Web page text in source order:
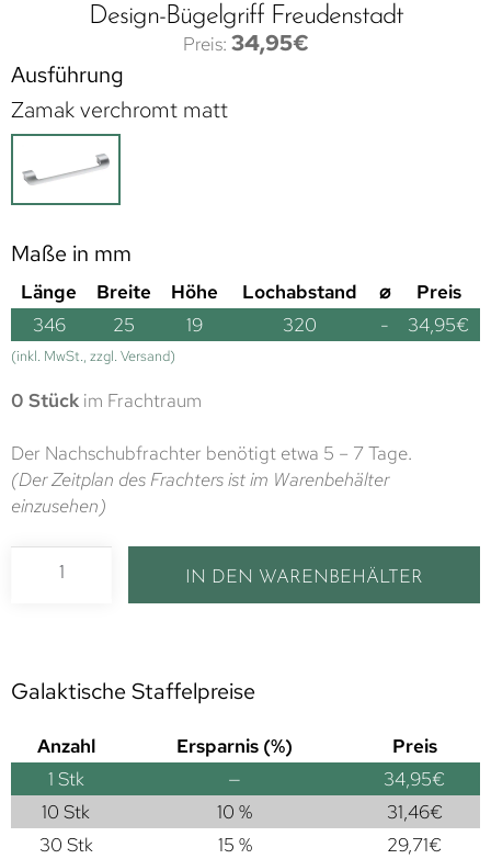
Design-Bügelgriff Freudenstadt
34,95€
Ausführung
Zamak verchromt matt
Maße in mm
Länge Breite Höhe Lochabstand ⌀
Preis
346
25 19 320 - 34,95€
(inkl. MwSt., zzgl. Versand)
0 Stück im Frachtraum
Der Nachschubfrachter benötigt etwa 5 – 7 Tage.
(Der Zeitplan des Frachters ist im Warenbehälter
einzusehen)
IN DEN WARENBEHÄLTER
Galaktische Staffelpreise
Anzahl Ersparnis (%)
Preis
1 Stk — 34,95€
10 Stk
10 % 31,46€
30 Stk
15 % 29,71€